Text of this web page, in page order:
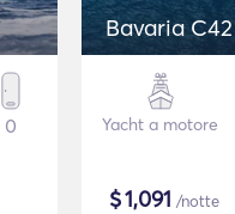
0
Bavaria C42
Yacht a motore
$1,091 /notte